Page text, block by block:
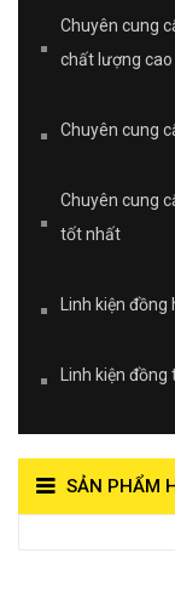
Chuyên cung
chất lượng cao
Chuyên cung
Chuyên cung
tốt nhất
Linh kiện đồng
Linh kiện
SẢN PHẨM